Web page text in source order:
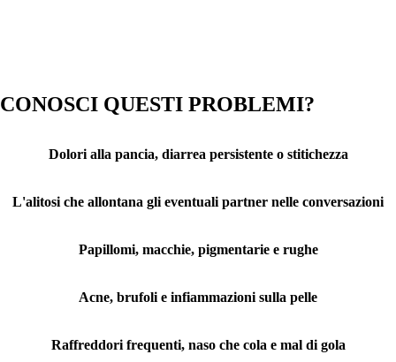
CONOSCI QUESTI PROBLEMI?
Dolori alla pancia, diarrea persistente o stitichezza
L'alitosi che allontana gli eventuali partner nelle conversazioni
Papillomi, macchie, pigmentarie e rughe
Acne, brufoli e infiammazioni sulla pelle
Raffreddori frequenti, naso che cola e mal di gola